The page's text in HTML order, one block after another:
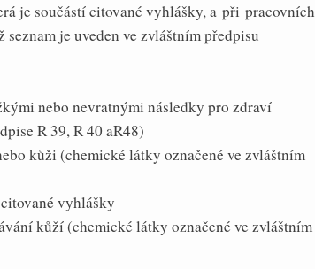
je součástí citované vyhlášky, a při pracovních
je uveden ve zvláštním předpisu
nebo nevratnými následky pro zdraví
R 39, R 40 aR48)
kůži (chemické látky označené ve zvláštním
vyhlášky
kůží (chemické látky označené ve zvláštním